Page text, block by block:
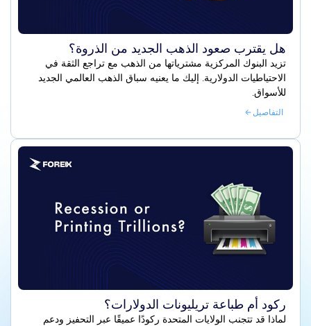
هل يقترب صعود الذهب الجديد من الذروة؟
تزيد البنوك المركزية مشترياتها من الذهب مع تراجع الثقة في
الاحتياطيات الدولارية. إليك ما يعنيه سباق الذهب العالمي الجديد
للأسواق.
التفاصيل
ركود أم طباعة تريليونات الدولارات؟
لماذا قد تتجنب الولايات المتحدة ركودًا عميقًا عبر التحفيز ودعم